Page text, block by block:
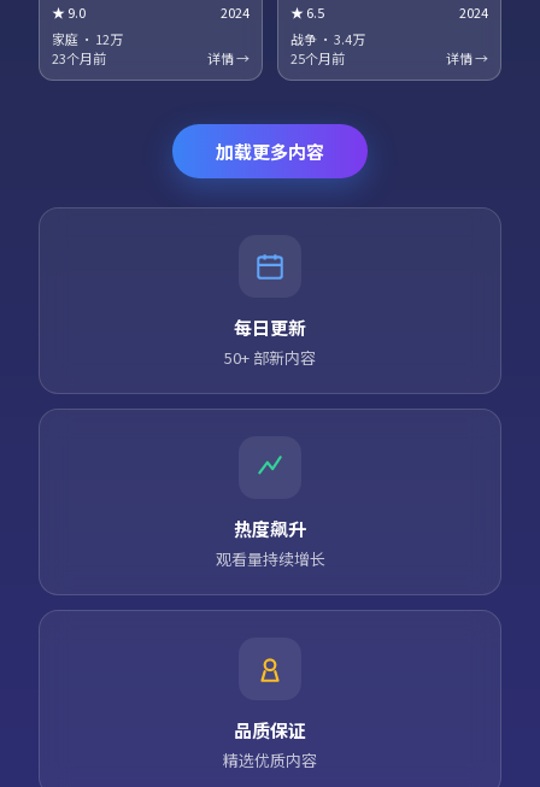
梅、役所广司领衔主演。科幻设
定服务于人物关系，探讨记忆、
身份与自由意志的边界。高清正
版资源同步更新，支持多终端流
★9.0
2024
家庭 · 12万
23个月前
详情 →
衔主演。法庭戏与街头戏对位，
正义主题在灰色地带被重新审
视。高清正版资源同步更新，支
持多终端流畅播放。
★6.5
2024
战争 · 3.4万
25个月前
详情 →
加载更多内容
每日更新
50+ 部新内容
热度飙升
观看量持续增长
品质保证
精选优质内容